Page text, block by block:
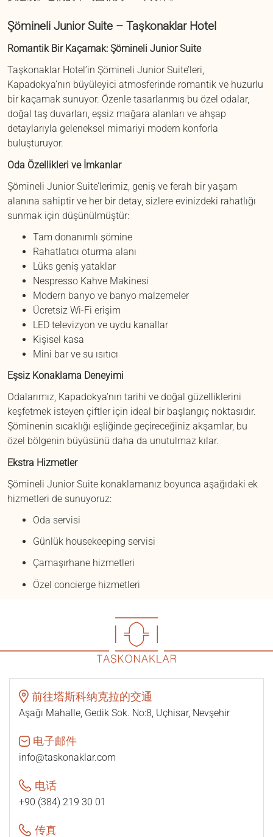
Şömineli Junior Suite – Taşkonaklar Hotel
Romantik Bir Kaçamak: Şömineli Junior Suite
Taşkonaklar Hotel’in Şömineli Junior Suite’leri,
Kapadokya’nın büyüleyici atmosferinde romantik ve huzurlu
bir kaçamak sunuyor. Özenle tasarlanmış bu özel odalar,
doğal taş duvarları, eşsiz mağara alanları ve ahşap
detaylarıyla geleneksel mimariyi modern konforla
buluşturuyor.
Oda Özellikleri ve İmkanlar
Şömineli Junior Suite’lerimiz, geniş ve ferah bir yaşam
alanına sahiptir ve her bir detay, sizlere evinizdeki rahatlığı
sunmak için düşünülmüştür:
Tam donanımlı şömine
Rahatlatıcı oturma alanı
Lüks geniş yataklar
Nespresso Kahve Makinesi
Modern banyo ve banyo malzemeler
Ücretsiz Wi-Fi erişim
LED televizyon ve uydu kanallar
Kişisel kasa
Mini bar ve su ısıtıcı
Eşsiz Konaklama Deneyimi
Odalarımız, Kapadokya’nın tarihi ve doğal güzelliklerini
keşfetmek isteyen çiftler için ideal bir başlangıç noktasıdır.
Şöminenin sıcaklığı eşliğinde geçireceğiniz akşamlar, bu
özel bölgenin büyüsünü daha da unutulmaz kılar.
Ekstra Hizmetler
Şömineli Junior Suite konaklamanız boyunca aşağıdaki ek
hizmetleri de sunuyoruz:
Oda servisi
Günlük housekeeping servisi
Çamaşırhane hizmetleri
Özel concierge hizmetleri
前往塔斯科纳克拉的交通
Aşağı Mahalle, Gedik Sok. No:8, Uçhisar, Nevşehir
电子邮件
info@taskonaklar.com
电话
+90 (384) 219 30 01
传真